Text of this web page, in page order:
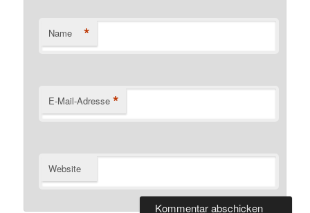
Name *
E-Mail-Adresse *
Website